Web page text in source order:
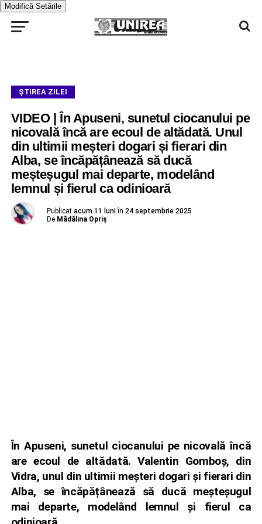
Modifică Setările
ŞTIREA ZILEI
VIDEO | În Apuseni, sunetul ciocanului pe
nicovală încă are ecoul de altădată. Unul
din ultimii meșteri dogari și fierari din
Alba, se încăpățânează să ducă
meșteșugul mai departe, modelând
lemnul și fierul ca odinioară
Publicat acum 11 luni în 24 septembrie 2025
De Mădălina Opriș
În Apuseni, sunetul ciocanului pe nicovală încă
are ecoul de altădată. Valentin Gomboș, din
Vidra, unul din ultimii meșteri dogari și fierari din
Alba, se încăpățânează să ducă meșteșugul
mai departe, modelând lemnul și fierul ca